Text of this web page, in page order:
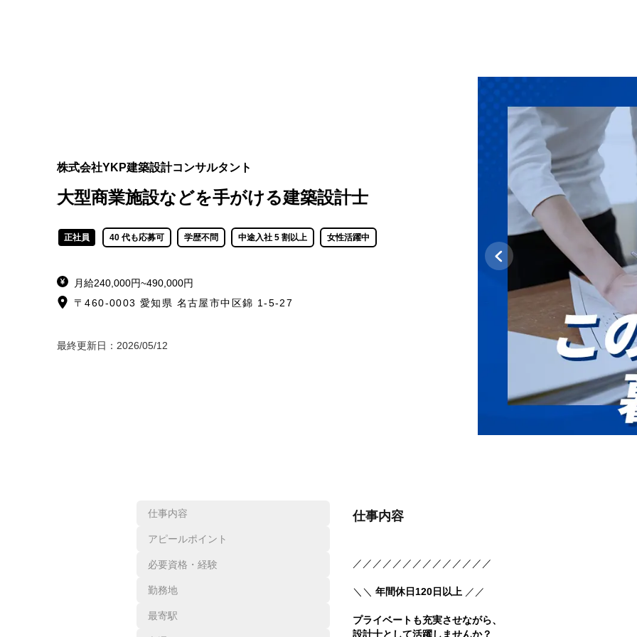
株式会社YKP建築設計コンサルタント
大型商業施設などを手がける建築設計士
正社員 40 代も応募可 学歴不問 中途入社 5 割以上 女性活躍中
月給240,000円~490,000円
〒460-0003 愛知県 名古屋市中区錦 1-5-27
最終更新日： 2026/05/12
仕事内容
アピールポイント
必要資格・経験
勤務地
最寄駅
仕事内容
／／／／／／／／／／／／／／
＼＼ 年間休日120日以上 ／／
プライベートも充実させながら、
設計士として活躍しませんか？